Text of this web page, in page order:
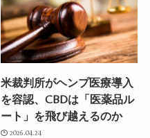
米裁判所がヘンプ医療導入
を容認、CBDは「医薬品ル
ート」を飛び越えるのか
2026.04.24